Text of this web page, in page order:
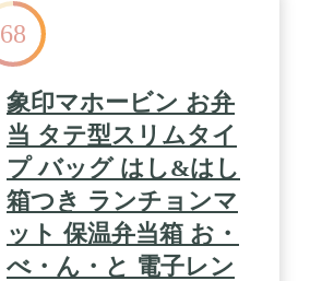
68
象印マホービン お弁
当 タテ型スリムタイ
プ バッグ はし&はし
箱つき ランチョンマ
ット 保温弁当箱 お・
べ・ん・と 電子レン